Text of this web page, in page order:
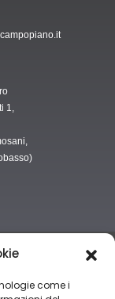
come i
1,
gli aiuti di Stato e
52 della L.